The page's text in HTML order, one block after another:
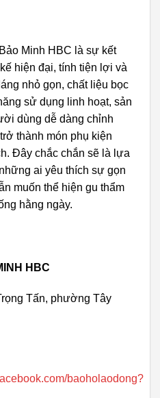
Minh HBC là sự kết
hiện đại, tính tiện lợi và
nhỏ gọn, chất liệu bọc
sử dụng linh hoạt, sản
dùng dễ dàng chỉnh
thành món phụ kiện
Đây chắc chắn sẽ là lựa
ai yêu thích sự gọn
muốn thể hiện gu thẩm
hằng ngày.
HBC
Tấn, phường Tây
baoholaodong?